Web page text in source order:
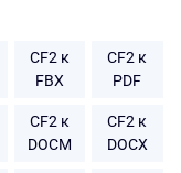
CF2 к
FBX
CF2 к
PDF
CF2 к
DOCM
CF2 к
DOCX